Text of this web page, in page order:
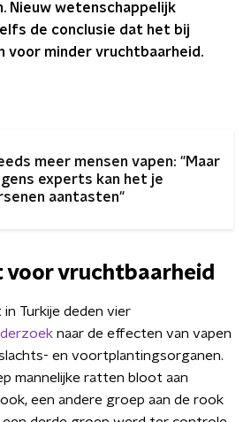
Nieuw wetenschappelijk
de conclusie dat het bij
voor minder vruchtbaarheid.
meer mensen vapen: "Maar
experts kan het je
aantasten"
voor vruchtbaarheid
Turkije deden vier
naar de effecten van vapen
en voortplantingsorganen.
mannelijke ratten bloot aan
een andere groep aan de rook